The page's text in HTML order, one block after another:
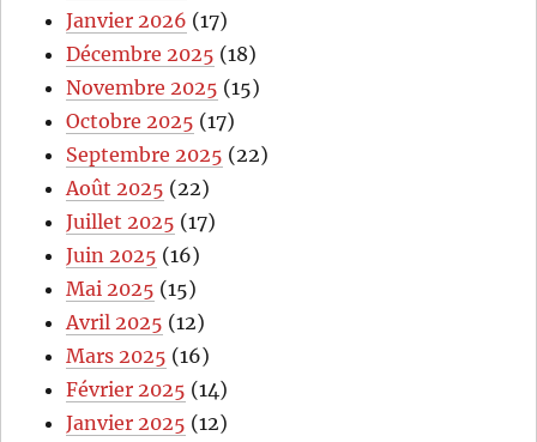
Janvier 2026 (17)
Décembre 2025 (18)
Novembre 2025 (15)
Octobre 2025 (17)
Septembre 2025 (22)
Août 2025 (22)
Juillet 2025 (17)
Juin 2025 (16)
Mai 2025 (15)
Avril 2025 (12)
Mars 2025 (16)
Février 2025 (14)
Janvier 2025 (12)